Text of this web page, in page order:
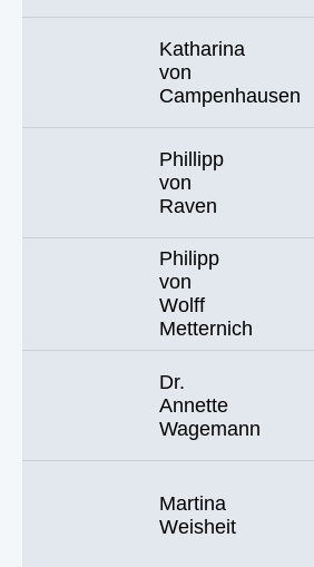
Katharina
von
Campenhausen
Phillipp
von
Raven
Philipp
von
Wolff
Metternich
Dr.
Annette
Wagemann
Martina
Weisheit